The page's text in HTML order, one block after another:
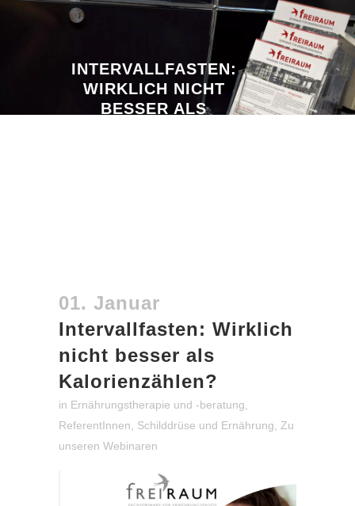
INTERVALLFASTEN:
WIRKLICH NICHT
BESSER ALS
01. Januar
Intervallfasten: Wirklich
nicht besser als
Kalorienzählen?
in Ernährungstherapie und -beratung
ReferentInnen
Schilddrüse und Ernährung
Zu
unseren Webinaren